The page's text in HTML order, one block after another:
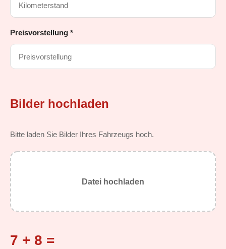
Preisvorstellung *
Bilder hochladen
Bitte laden Sie Bilder Ihres Fahrzeugs hoch.
Datei hochladen
7 + 8 =